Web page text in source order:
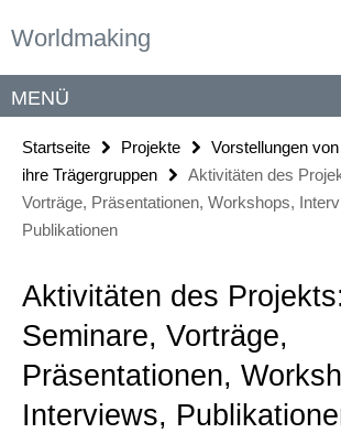
direkt
Inhalt
Worldmaking
Service-
MENÜ
Startseite Projekte
Vorstellungen
ihre Trägergruppen
Aktivitäten des
Vorträge, Präsentationen, Workshops,
Publikationen
Aktivitäten des Projekts:
Seminare, Vorträge,
Präsentationen,
Interviews,